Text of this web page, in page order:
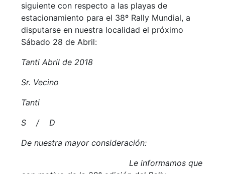
siguiente con respecto a las playas de
estacionamiento para el 38º Rally Mundial, a
disputarse en nuestra localidad el próximo
Sábado 28 de Abril:
Tanti Abril de 2018
Sr. Vecino
Tanti
S / D
De nuestra mayor consideración:
Le informamos que